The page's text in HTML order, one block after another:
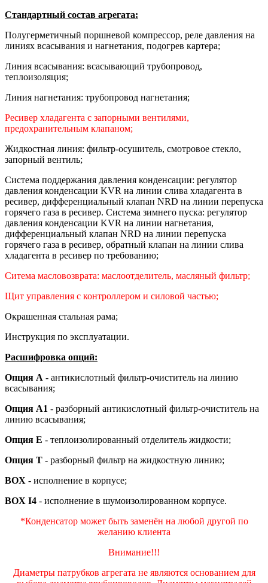
Стандартный состав агрегата:
Полугерметичный поршневой компрессор, реле давления на
линиях всасывания и нагнетания, подогрев картера;
Линия всасывания: всасывающий трубопровод,
теплоизоляция;
Линия нагнетания: трубопровод нагнетания;
Ресивер хладагента с запорными вентилями,
предохранительным клапаном;
Жидкостная линия: фильтр-осушитель, смотровое стекло,
запорный вентиль;
Система поддержания давления конденсации: регулятор
давления конденсации KVR на линии слива хладагента в
ресивер, дифференциальный клапан NRD на линии перепуска
горячего газа в ресивер. Система зимнего пуска: регулятор
давления конденсации KVR на линии нагнетания,
дифференциальный клапан NRD на линии перепуска
горячего газа в ресивер, обратный клапан на линии слива
хладагента в ресивер по требованию;
Ситема масловозврата: маслоотделитель, масляный фильтр;
Щит управления с контроллером и силовой частью;
Окрашенная стальная рама;
Инструкция по эксплуатации.
Расшифровка опций:
Опция А - антикислотный фильтр-очиститель на линию
всасывания;
Опция А1 - разборный антикислотный фильтр-очиститель на
линию всасывания;
Опция Е - теплоизолированный отделитель жидкости;
Опция Т - разборный фильтр на жидкостную линию;
BOX - исполнение в корпусе;
BOX I4 - исполнение в шумоизолированном корпусе.
*Конденсатор может быть заменён на любой другой по
желанию клиента
Внимание!!!
Диаметры патрубков агрегата не являются основанием для